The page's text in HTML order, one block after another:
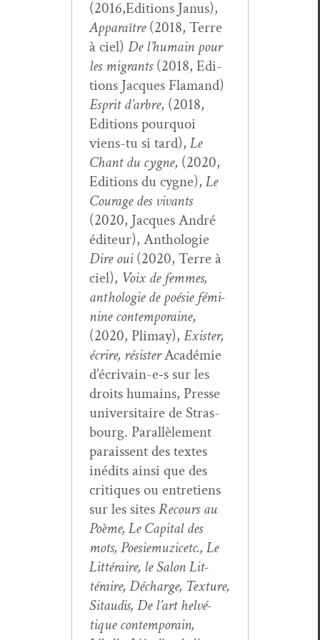
(2016,Editions Janus),
Appa­raître(2018, Terre
à ciel) De l’hu­main pour
les migrants(2018, Edi­
tions Jacques Fla­mand)
Esprit d’ar­bre, (2018,
Edi­tions pourquoi
viens-tu si tard), Le
Chant du cygne, (2020,
Edi­tions du cygne), Le
Courage des vivants
(2020, Jacques André
édi­teur), Antholo­gie
Dire oui(2020, Terre à
ciel), Voix de femmes,
antholo­gie de poésie fémi­
nine con­tem­po­raine,
(2020, Pli­may), Exis­ter,
écrire, résis­terAcadémie
d’écrivain-e‑s sur les
droits humains, Presse
uni­ver­si­taire de Stras­
bourg. Par­al­lèle­ment
parais­sent des textes
inédits ain­si que des
cri­tiques ou entre­tiens
sur les sitesRecours au
Poème, Le Cap­i­tal des
mots, Poe­siemuz­icetc., Le
Lit­téraire, le Salon Lit­
téraire, Décharge, Tex­ture,
Sitaud­is, De l’art helvé­
tique con­tem­po­rain,